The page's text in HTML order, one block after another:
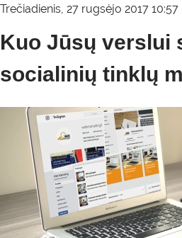
Trečiadienis, 27 rugsėjo 2017 10:57
Kuo Jūsų verslui
socialinių tinklų